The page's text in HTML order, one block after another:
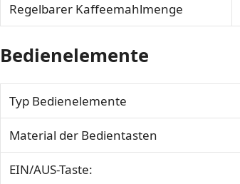
Regelbarer Kaffeemahlmenge
Bedienelemente
Typ Bedienelemente
Material der Bedientasten
EIN/AUS-Taste: